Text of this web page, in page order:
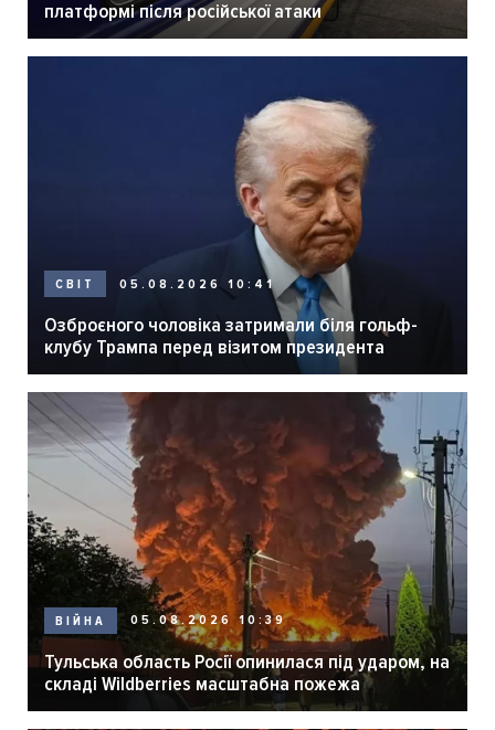
платформі після російської атаки
СВІТ 05.08.2026 10:41
Озброєного чоловіка затримали біля гольф-
клубу Трампа перед візитом президента
ВІЙНА 05.08.2026 10:39
Тульська область Росії опинилася під ударом, на
складі Wildberries масштабна пожежа